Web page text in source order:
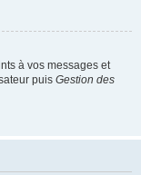
à vos messages et
puis Gestion des